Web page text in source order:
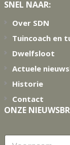
SNEL NAAR:
Over SDN
Tuincoach en
Dwelfsloot
Actuele
Historie
Contact
ONZE
N